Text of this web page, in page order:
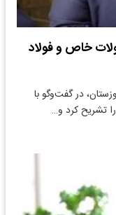
خاص و فولاد
در گفت‌وگو با
تشریح کرد و…